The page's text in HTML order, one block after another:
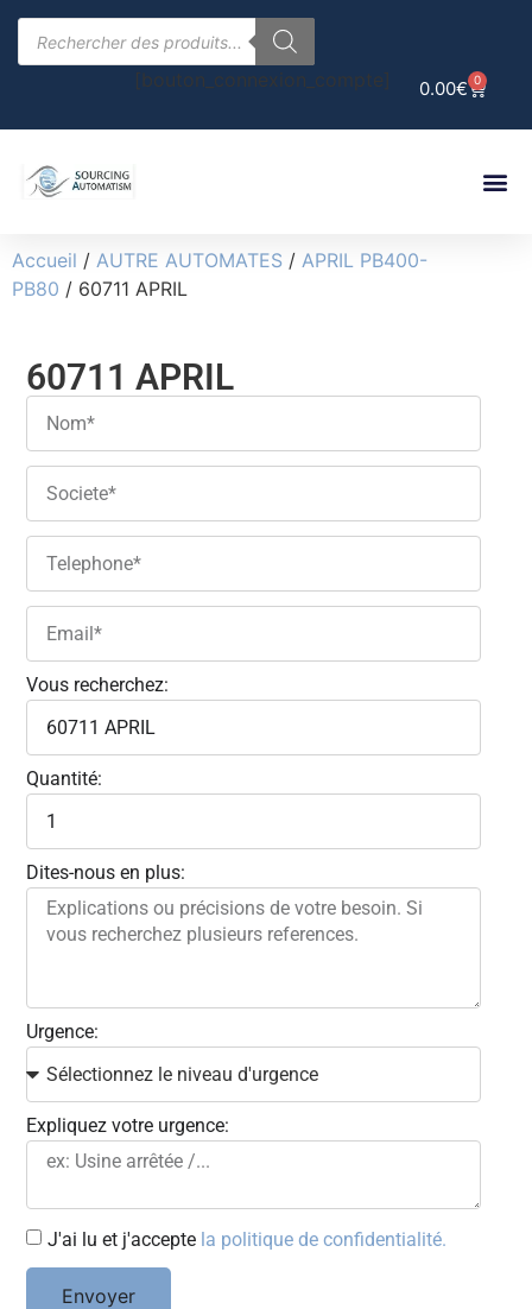
0.00€ 0
[bouton_connexion_compte]
Accueil / AUTRE AUTOMATES / APRIL PB400-
PB80 / 60711 APRIL
60711 APRIL
Vous recherchez:
Quantité:
Dites-nous en plus:
Urgence:
Expliquez votre urgence:
J'ai lu et j'accepte la politique de confidentialité.
Envoyer